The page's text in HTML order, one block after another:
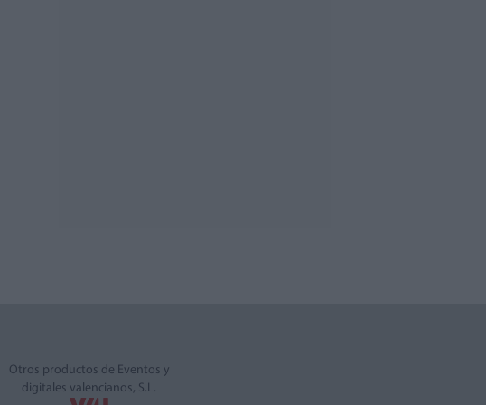
Otros productos de Eventos y
digitales valencianos, S.L.